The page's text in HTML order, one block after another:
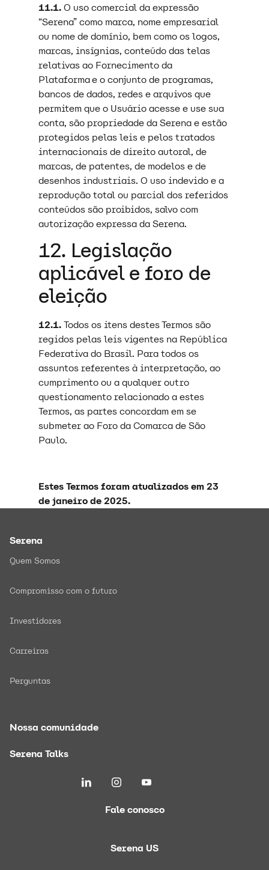
11.1.O uso comercial da expressão
“Serena” como marca, nome empresarial
ou nome de domínio, bem como os logos,
marcas, insígnias, conteúdo das telas
relativas ao Fornecimento da
Plataforma e o conjunto de programas,
bancos de dados, redes e arquivos que
permitem que o Usuário acesse e use sua
conta, são propriedade da Serena e estão
protegidos pelas leis e pelos tratados
internacionais de direito autoral, de
marcas, de patentes, de modelos e de
desenhos industriais. O uso indevido e a
reprodução total ou parcial dos referidos
conteúdos são proibidos, salvo com
autorização expressa da Serena.
12. Legislação
aplicável e foro de
eleição
12.1.Todos os itens destes Termos são
regidos pelas leis vigentes na República
Federativa do Brasil. Para todos os
assuntos referentes à interpretação, ao
cumprimento ou a qualquer outro
questionamento relacionado a estes
Termos, as partes concordam em se
submeter ao Foro da Comarca de São
Paulo.
Estes Termos foram atualizados em 23
de janeiro de 2025.
Serena
Quem Somos
Compromisso com o futuro
Investidores
Carreiras
Perguntas
Nossa comunidade
Serena Talks
Fale conosco
Serena US